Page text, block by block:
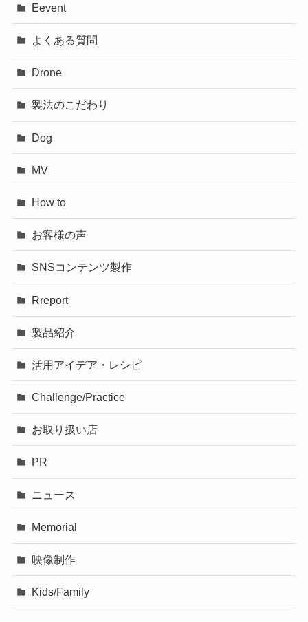
Eevent
よくある質問
Drone
製法のこだわり
Dog
MV
How to
お客様の声
SNSコンテンツ製作
Rreport
製品紹介
活用アイデア・レシピ
Challenge/Practice
お取り扱い店
PR
ニュース
Memorial
映像制作
Kids/Family